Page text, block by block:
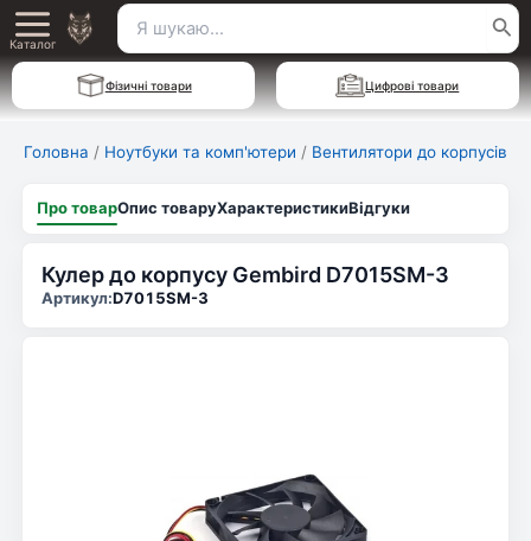
Перейти
до
вмісту
Main
Menu
Каталог
Пошук
для:
Фізичні товари Цифрові товари
Головна / Ноутбуки та комп'ютери / Вентилятори до корпусів
Про товарОпис товаруХарактеристикиВідгуки
Кулер до корпусу Gembird D7015SM-3
Артикул:D7015SM-3